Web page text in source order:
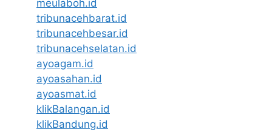
meulaboh.id
tribunacehbarat.id
tribunacehbesar.id
tribunacehselatan.id
ayoagam.id
ayoasahan.id
ayoasmat.id
klikBalangan.id
klikBandung.id